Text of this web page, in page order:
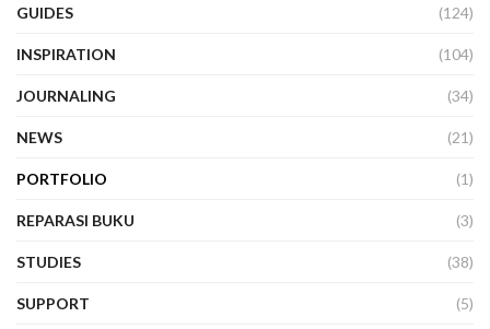
GUIDES (124)
INSPIRATION (104)
JOURNALING (34)
NEWS (21)
PORTFOLIO (1)
REPARASI BUKU (3)
STUDIES (38)
SUPPORT (5)